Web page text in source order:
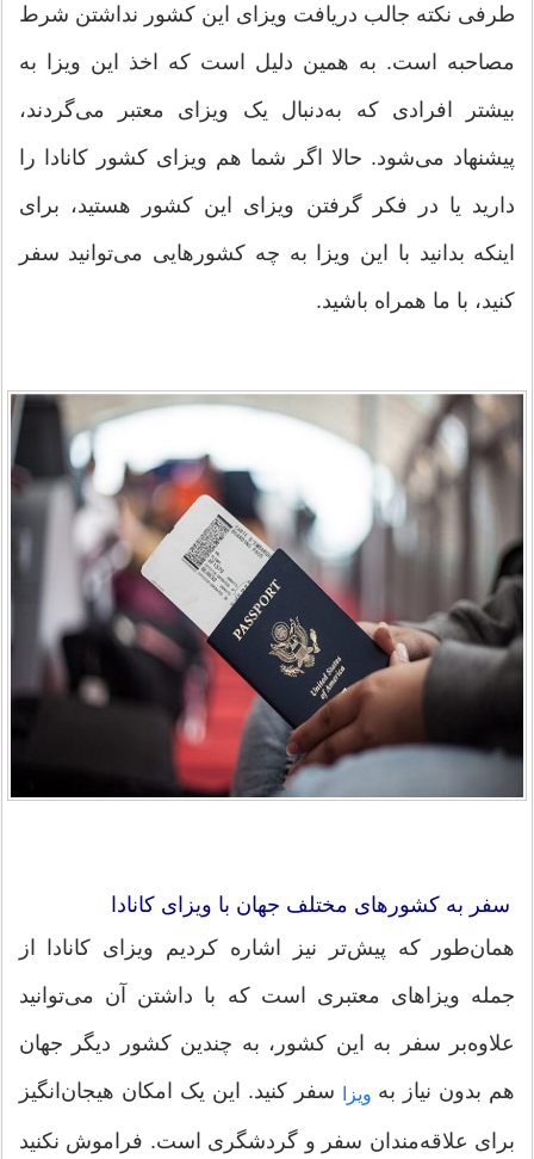
طرفی نکته جالب دریافت ویزای این کشور نداشتن شرط
مصاحبه است. به همین دلیل است که اخذ این ویزا به
بیشتر افرادی که به‌دنبال یک ویزای معتبر می‌گردند،
پیشنهاد می‌شود. حالا اگر شما هم ویزای کشور کانادا را
دارید یا در فکر گرفتن ویزای این کشور هستید، برای
اینکه بدانید با این ویزا به چه کشورهایی می‌توانید سفر
کنید، با ما همراه باشید.
سفر به کشورهای مختلف جهان با ویزای کانادا
همان‌طور که پیش‌تر نیز اشاره کردیم ویزای کانادا از
جمله ویزاهای معتبری است که با داشتن آن می‌توانید
علاوه‌بر سفر به این کشور، به چندین کشور دیگر جهان
هم بدون نیاز به ویزا سفر کنید. این یک امکان هیجان‌انگیز
برای علاقه‌مندان سفر و گردشگری است. فراموش نکنید